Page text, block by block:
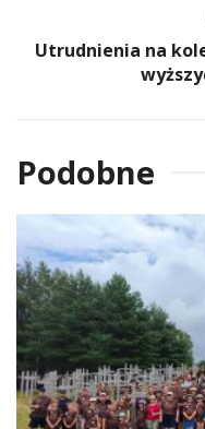
Utrudnienia na
Podobne